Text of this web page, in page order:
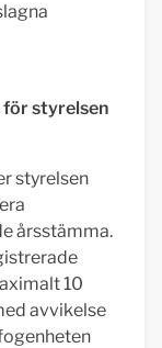
för styrelsen
styrelsen
årsstämma.
10
avvikelse